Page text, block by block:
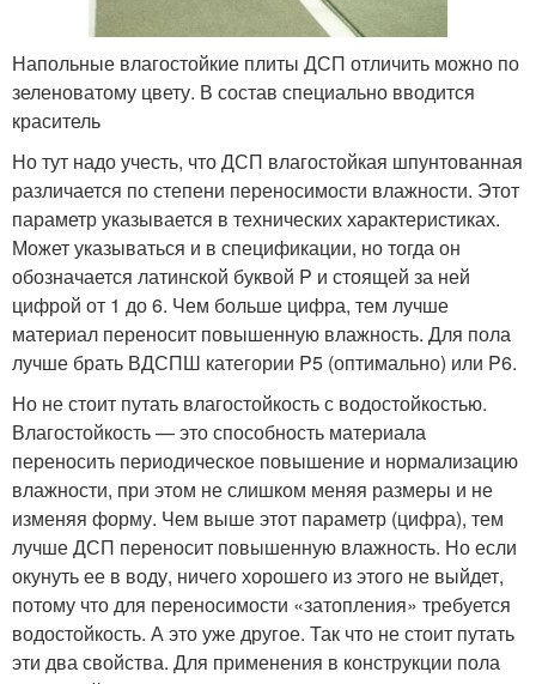
Напольные влагостойкие плиты ДСП отличить можно по
зеленоватому цвету. В состав специально вводится
краситель
Но тут надо учесть, что ДСП влагостойкая шпунтованная
различается по степени переносимости влажности. Этот
параметр указывается в технических характеристиках.
Может указываться и в спецификации, но тогда он
обозначается латинской буквой P и стоящей за ней
цифрой от 1 до 6. Чем больше цифра, тем лучше
материал переносит повышенную влажность. Для пола
лучше брать ВДСПШ категории P5 (оптимально) или P6.
Но не стоит путать влагостойкость с водостойкостью.
Влагостойкость — это способность материала
переносить периодическое повышение и нормализацию
влажности, при этом не слишком меняя размеры и не
изменяя форму. Чем выше этот параметр (цифра), тем
лучше ДСП переносит повышенную влажность. Но если
окунуть ее в воду, ничего хорошего из этого не выйдет,
потому что для переносимости «затопления» требуется
водостойкость. А это уже другое. Так что не стоит путать
эти два свойства. Для применения в конструкции пола